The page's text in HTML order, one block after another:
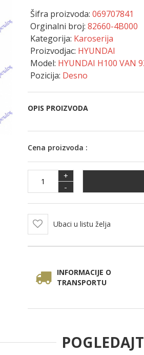
Šifra proizvoda: 069707841
Orginalni broj: 82660-4B000
Kategorija: Karoserija
Proizvodjac: HYUNDAI
Model: HYUNDAI H100 VAN
Pozicija: Desno
OPIS PROIZVODA
Cena proizvoda :
+
-
Ubaci u listu želja
INFORMACIJE O
TRANSPORTU